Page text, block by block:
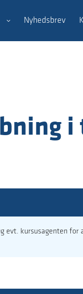
Nyhedsbrev
evt. kursusagenten for